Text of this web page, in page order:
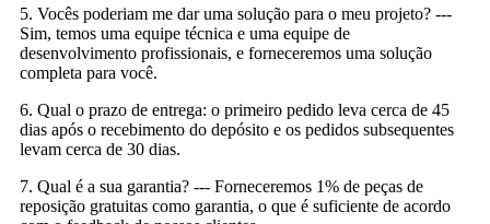
5. Vocês poderiam me dar uma solução para o meu projeto? ---
Sim, temos uma equipe técnica e uma equipe de
desenvolvimento profissionais, e forneceremos uma solução
completa para você.
6. Qual o prazo de entrega: o primeiro pedido leva cerca de 45
dias após o recebimento do depósito e os pedidos subsequentes
levam cerca de 30 dias.
7. Qual é a sua garantia? --- Forneceremos 1% de peças de
reposição gratuitas como garantia, o que é suficiente de acordo